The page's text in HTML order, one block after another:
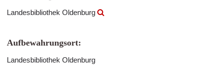
Landesbibliothek Oldenburg
Aufbewahrungsort:
Landesbibliothek Oldenburg